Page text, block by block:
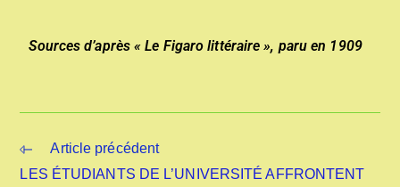
Sources d’après « Le Figaro littéraire », paru en 1909
Article précédent
LES ÉTUDIANTS DE L’UNIVERSITÉ AFFRONTENT